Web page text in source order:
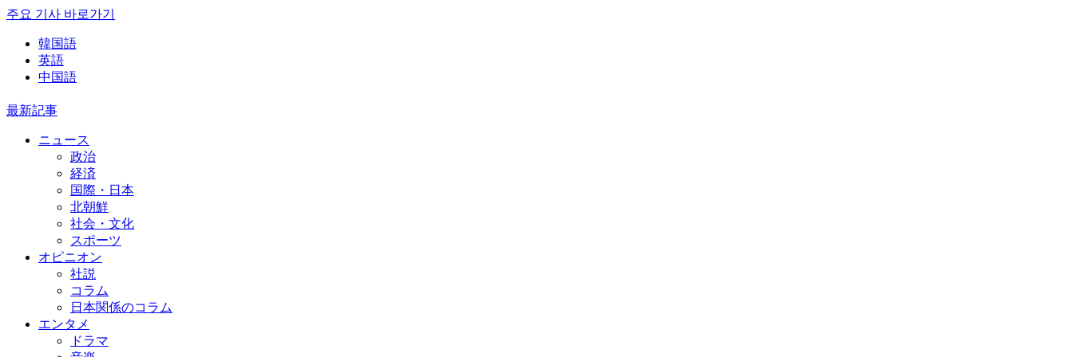
주요 기사 바로가기
韓国語
英語
中国語
最新記事
ニュース
政治
経済
国際・日本
北朝鮮
社会・文化
スポーツ
オピニオン
社説
コラム
日本関係のコラム
エンタメ
ドラマ